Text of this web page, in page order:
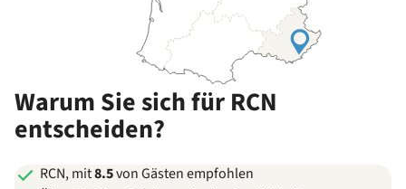
Warum Sie sich für RCN
entscheiden?
RCN, mit8.5von Gästen empfohlen